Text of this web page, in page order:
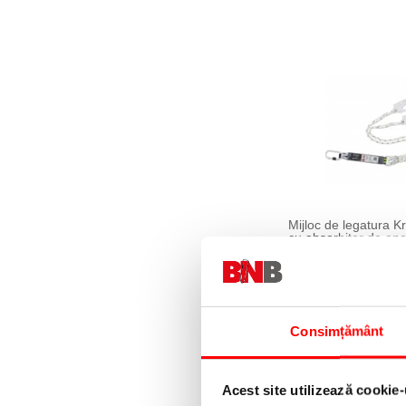
Consimțământ
Acest site utilizează
Mijloc de legatura
cu absorbitor de